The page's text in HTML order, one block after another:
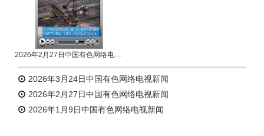
2026年2月27日中国有色网络电视新闻
2026年3月24日中国有色网络电视新闻
2026年2月27日中国有色网络电视新闻
2026年1月9日中国有色网络电视新闻